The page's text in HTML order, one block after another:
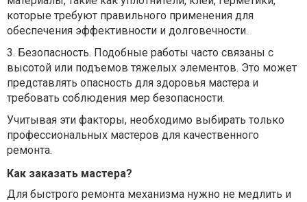
которые требуют правильного применения для
обеспечения эффективности и долговечности.
3. Безопасность. Подобные работы часто связаны с
высотой или подъемов тяжелых элементов. Это может
представлять опасность для здоровья мастера и
требовать соблюдения мер безопасности.
Учитывая эти факторы, необходимо выбирать только
профессиональных мастеров для качественного
ремонта.
Как заказать мастера?
Для быстрого ремонта механизма нужно не медлить и